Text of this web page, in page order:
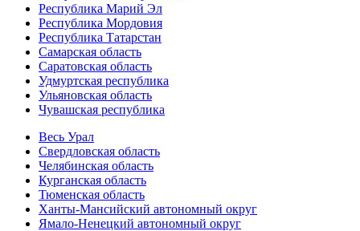
Республика Марий Эл
Республика Мордовия
Республика Татарстан
Самарская область
Саратовская область
Удмуртская республика
Ульяновская область
Чувашская республика
Весь Урал
Свердловская область
Челябинская область
Курганская область
Тюменская область
Ханты-Мансийский автономный округ
Ямало-Ненецкий автономный округ